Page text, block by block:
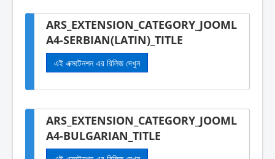
ARS_EXTENSION_CATEGORY_JOOML
A4-SERBIAN(LATIN)_TITLE
এই এক্সটেনশন এর রিলিজ দেখুন
ARS_EXTENSION_CATEGORY_JOOML
A4-BULGARIAN_TITLE